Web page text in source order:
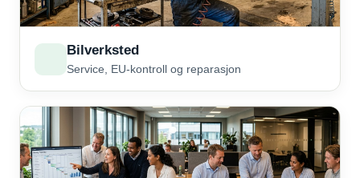
Bilverksted
Service, EU-kontroll og reparasjon